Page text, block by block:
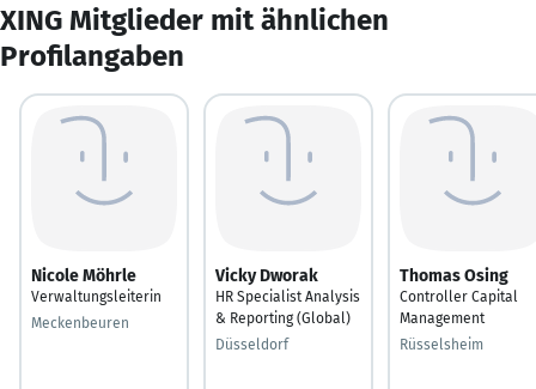
XING Mitglieder mit ähnlichen
Profilangaben
Nicole Möhrle
Verwaltungsleiterin
Meckenbeuren
Vicky Dworak
HR Specialist Analysis
& Reporting (Global)
Düsseldorf
Thomas Osing
Controller Capital
Management
Rüsselsheim